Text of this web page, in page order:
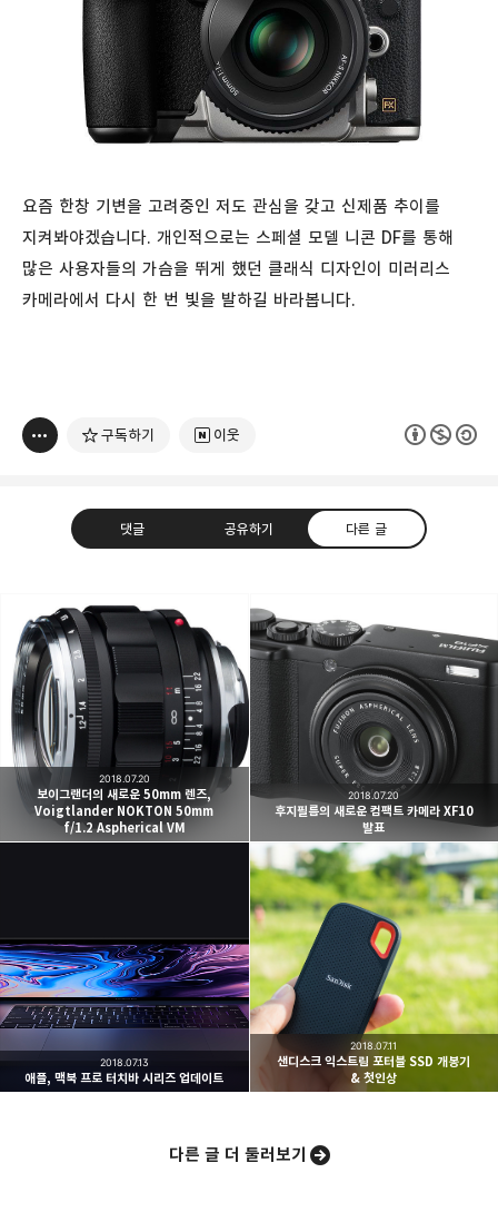
요즘 한창 기변을 고려중인 저도 관심을 갖고 신제품 추이를
지켜봐야겠습니다. 개인적으로는 스페셜 모델 니콘 DF를 통해
많은 사용자들의 가슴을 뛰게 했던 클래식 디자인이 미러리스
카메라에서 다시 한 번 빛을 발하길 바라봅니다.
구독하기 이웃
댓글 공유하기 다른 글
빛으로 쓴 편지
취미분야 크리에이터
여행하고 사진을 찍습니다. 생각을 덧붙입니다.
구독하기
구독하기 카카오톡 라인
네이버 블로그
보이그랜더의 새로운 50mm 렌즈,
Voigtlander NOKTON 50mm
f/1.2 Aspherical VM
2018.07.20
후지필름의 새로운 컴팩트 카메라 XF10
발표
2018.07.20
애플, 맥북 프로 터치바 시리즈 업데이트
2018.07.13
샌디스크 익스트림 포터블 SSD 개봉기
& 첫인상
2018.07.11
다른 글 더 둘러보기